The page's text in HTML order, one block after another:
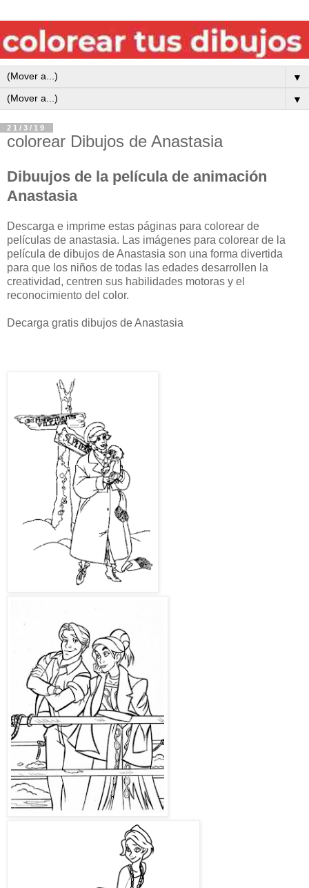
▼
▼
21/3/19
colorear Dibujos de Anastasia
Dibuujos de la película de animación
Anastasia
Descarga e imprime estas páginas para colorear de
películas de anastasia. Las imágenes para colorear de la
película de dibujos de Anastasia son una forma divertida
para que los niños de todas las edades desarrollen la
creatividad, centren sus habilidades motoras y el
reconocimiento del color.
Decarga gratis dibujos de Anastasia